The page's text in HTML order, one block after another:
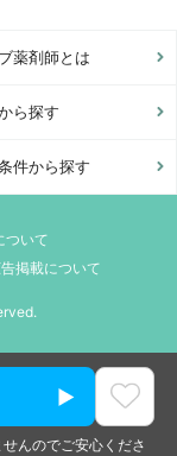
薬剤師とは
ら探す
件から探す
ついて
掲載について
んのでご安心くださ